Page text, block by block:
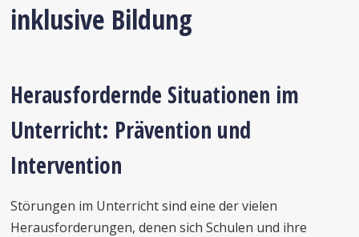
inklusive Bildung
Herausfordernde Situationen im
Unterricht: Prävention und
Intervention
Störungen im Unterricht sind eine der vielen
Herausforderungen, denen sich Schulen und ihre